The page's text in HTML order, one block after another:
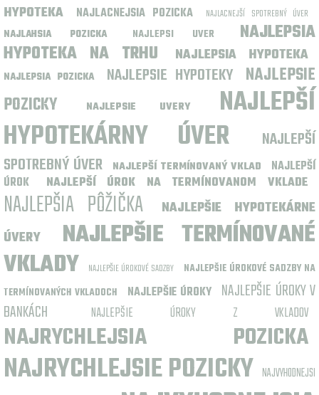
HYPOTEKA
NAJLACNEJSIA POZICKA
NAJLACNEJŠÍ SPOTREBNÝ ÚVER
NAJLAHSIA POZICKA
NAJLEPSI UVER
NAJLEPSIA
HYPOTEKA NA TRHU
NAJLEPSIA HYPOTEKA
NAJLEPSIA POZICKA NAJLEPSIE HYPOTEKY NAJLEPSIE
POZICKY
NAJLEPSIE UVERY
NAJLEPŠÍ
HYPOTEKÁRNY ÚVER
NAJLEPŠÍ
SPOTREBNÝ ÚVER
NAJLEPŠÍ TERMÍNOVANÝ VKLAD
NAJLEPŠÍ
ÚROK
NAJLEPŠÍ ÚROK NA TERMÍNOVANOM VKLADE
NAJLEPŠIA PÔŽIČKA
NAJLEPŠIE HYPOTEKÁRNE
ÚVERY
NAJLEPŠIE TERMÍNOVANÉ
VKLADY
NAJLEPŠIE ÚROKOVÉ SADZBY
NAJLEPŠIE ÚROKOVÉ SADZBY NA
TERMÍNOVANÝCH VKLADOCH
NAJLEPŠIE ÚROKY NAJLEPŠIE ÚROKY V
BANKÁCH
NAJLEPŠIE ÚROKY Z VKLADOV
NAJRYCHLEJSIA POZICKA
NAJRYCHLEJSIE POZICKY NAJVYHODNEJSI